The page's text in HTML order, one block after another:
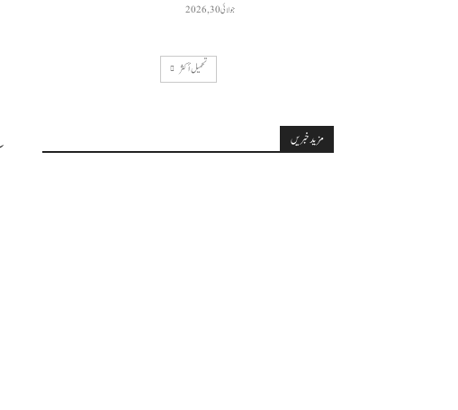
جولائی 30, 2026
تحميل أكثر
مزید خبریں